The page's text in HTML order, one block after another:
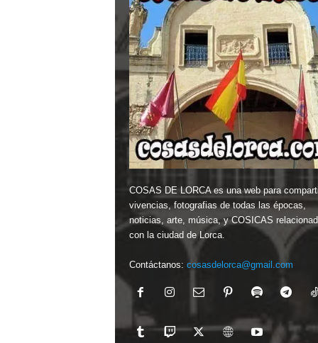
COSAS DE LORCA es una web para
vivencias, fotografias de todas las épocas,
noticias, arte, música, y COSICAS
con la ciudad de Lorca.
Contáctanos: cosasdelorca@gmail.com